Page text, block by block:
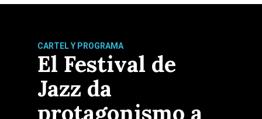
CARTEL Y PROGRAMA
El Festival de
Jazz da
protagonismo a